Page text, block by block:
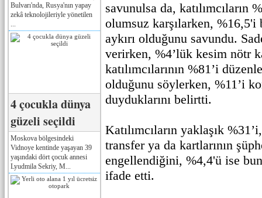
Bulvarı'nda, Rusya'nın yapay
zekâ teknolojileriyle yönetilen
4 çocukla dünya
güzeli seçildi
Moskova bölgesindeki
Vidnoye kentinde yaşayan 39
yaşındaki dört çocuk annesi
Lyudmila Sekriy, M...
savunulsa da, katılımcıların
olumsuz karşılarken, %16,5'i
aykırı olduğunu savundu.
verirken, %4’lük kesim nötr
katılımcılarının %81’i
olduğunu söylerken, %11’i
duyduklarını belirtti.
Katılımcıların yaklaşık
transfer ya da kartlarının
engellendiğini, %4,4'ü ise
ifade etti.